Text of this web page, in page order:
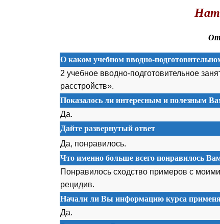
О каком учебном вводно-
2 учебное вводно-подготовительное
расстройств».
Показалось ли интересным и полезным
Да.
Дайте развернутый ответ
Да, понравилось.
Что именно больше всего понравилось
Понравилось сходство примеров с
рецидив.
Начали ли Вы информацию курса
Да.